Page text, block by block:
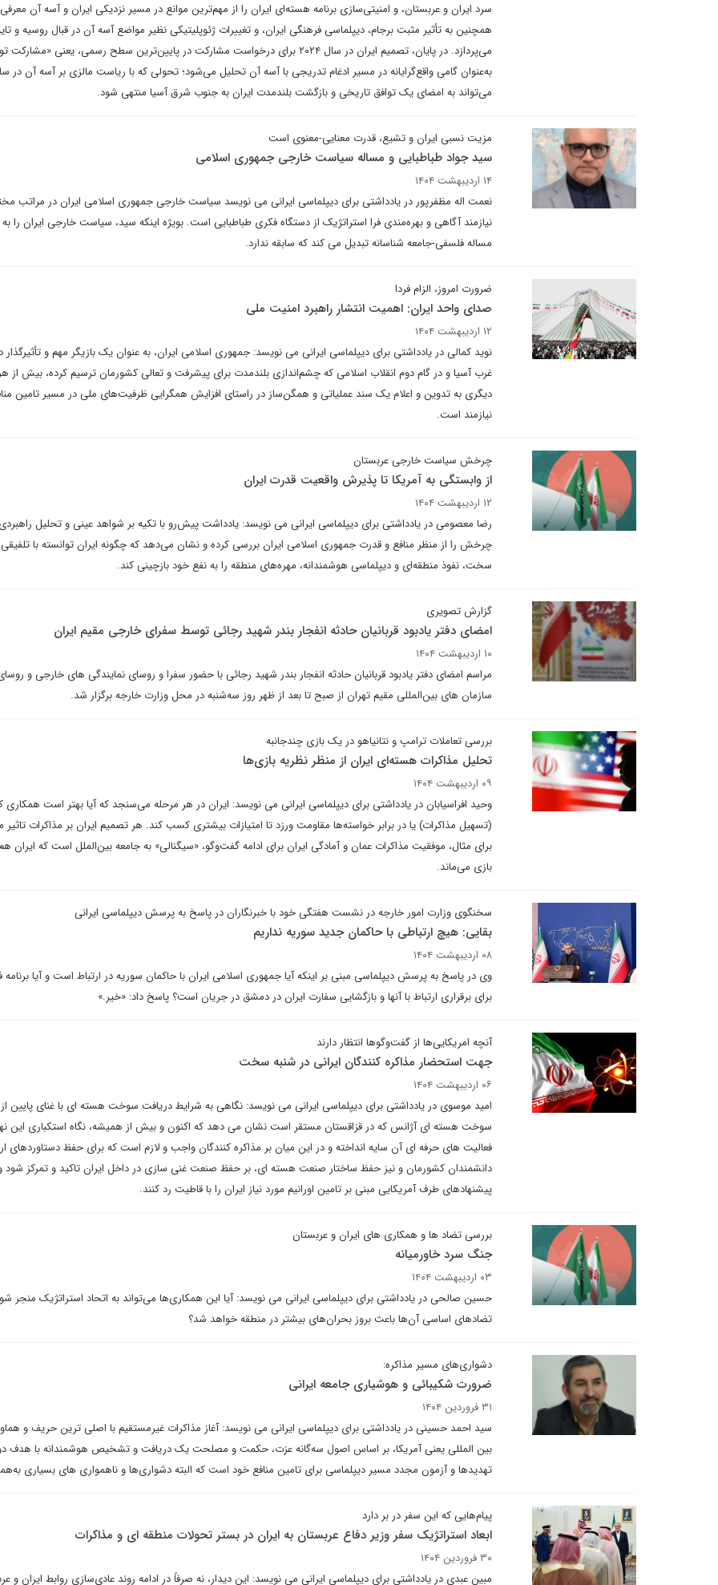
سرد ایران و عربستان، و امنیتی‌سازی برنامه هسته‌ای ایران را از مهم‌ترین موانع در مسیر نزدیکی ایران و آسه‌ آن
همچنین به تأثیر مثبت برجام، دیپلماسی فرهنگی ایران، و تغییرات ژئوپلیتیکی نظیر مواضع آسه‌ آن در قبال روسیه و
می‌پردازد. در پایان، تصمیم ایران در سال ۲۰۲۴ برای درخواست مشارکت در پایین‌ترین سطح رسمی، یعنی
می‌تواند به امضای یک توافق تاریخی و بازگشت بلندمدت ایران به جنوب شرق آسیا منتهی شود.
مزیت نسبی ایران‌ و تشیع، قدرت معنایی-معنوی است
سید جواد طباطبایی و مساله سیاست خارجی جمهوری اسلامی
۱۴ اردیبهشت ۱۴۰۴
نعمت اله مظفرپور در یادداشتی برای دیپلماسی ایرانی می نویسد سیاست خارجی جمهوری اسلامی ایران در مراتب
نیازمند آگاهی و بهره‌مندی فرا استراتژیک از دستگاه فکری طباطبایی است. بویژه اینکه سید، سیاست خارجی ایران را
مساله فلسفی-جامعه شناسانه تبدیل می کند که سابقه ندارد.
ضرورت امروز، الزام فردا
صدای واحد ایران: اهمیت انتشار راهبرد امنیت ملی
۱۲ اردیبهشت ۱۴۰۴
نوید کمالی در یادداشتی برای دیپلماسی ایرانی می نویسد: جمهوری اسلامی ایران، به عنوان یک بازیگر مهم و تأثیرگذار
غرب آسیا و در گام دوم انقلاب اسلامی که چشم‌اندازی بلندمدت برای پیشرفت و تعالی کشورمان ترسیم کرده، بیش از
دیگری به تدوین و اعلام یک سند عملیاتی و همگن‌ساز در راستای افزایش همگرایی ظرفیت‌های ملی در مسیر تامین
نیازمند است.
چرخش سیاست خارجی عربستان
از وابستگی به آمریکا تا پذیرش واقعیت قدرت ایران
۱۲ اردیبهشت ۱۴۰۴
رضا معصومی در یادداشتی برای دیپلماسی ایرانی می نویسد: یادداشت پیش‌رو با تکیه بر شواهد عینی و تحلیل
چرخش را از منظر منافع و قدرت جمهوری اسلامی ایران بررسی کرده و نشان می‌دهد که چگونه ایران توانسته با
سخت، نفوذ منطقه‌ای و دیپلماسی هوشمندانه، مهره‌های منطقه را به نفع خود بازچینی کند.
گزارش تصویری
امضای دفتر یادبود قربانیان حادثه انفجار بندر شهید رجائی توسط سفرای خارجی مقیم ایران
۱۰ اردیبهشت ۱۴۰۴
مراسم امضای دفتر یادبود قربانیان حادثه انفجار بندر شهید رجائی با حضور سفرا و روسای نمایندگی های خارجی و
سازمان های بین‌المللی مقیم تهران از صبح تا بعد از ظهر روز سه‌شنبه در محل وزارت خارجه برگزار شد.
بررسی تعاملات ترامپ و نتانیاهو در یک بازی چندجانبه
تحلیل مذاکرات هسته‌ای ایران از منظر نظریه بازی‌ها
۰۹ اردیبهشت ۱۴۰۴
وحید افراسیابان در یادداشتی برای دیپلماسی ایرانی می نویسد: ایران در هر مرحله می‌سنجد که آیا بهتر است همکاری
(تسهیل مذاکرات) یا در برابر خواسته‌ها مقاومت ورزد تا امتیازات بیشتری کسب کند. هر تصمیم ایران بر مذاکرات تاثیر
برای مثال، موفقیت مذاکرات عمان و آمادگی ایران برای ادامه گفت‌وگو، «سیگنالی» به جامعه بین‌الملل است که ایران
بازی می‌ماند.
سخنگوی وزارت امور خارجه در نشست هفتگی خود با خبرنگاران در پاسخ به پرسش دیپلماسی ایرانی
بقایی: هیچ ارتباطی با حاکمان جدید سوریه نداریم
۰۸ اردیبهشت ۱۴۰۴
وی در پاسخ به پرسش دیپلماسی مبنی بر اینکه آیا جمهوری اسلامی ایران با حاکمان سوریه در ارتباط است و آیا برنامه
برای برقراری ارتباط با آنها و بازگشایی سفارت ایران در دمشق در جریان است؟ پاسخ داد: «خیر.»
آنچه امریکایی‌ها از گفت‌وگوها انتظار دارند
جهت استحضار مذاکره کنندگان ایرانی در شنبه سخت
۰۶ اردیبهشت ۱۴۰۴
امید موسوی در یادداشتی برای دیپلماسی ایرانی می نویسد: نگاهی به شرایط دریافت سوخت هسته ای با غنای پایین
سوخت هسته ای آژانس که در قزاقستان مستقر است نشان می دهد که اکنون و بیش از همیشه، نگاه استکباری این
فعالیت های حرفه ای آن سایه انداخته و در این میان بر مذاکره کنندگان واجب و لازم است که برای حفظ دستاوردهای
دانشمندان کشورمان و نیز حفظ ساختار صنعت هسته ای، بر حفظ صنعت غنی سازی در داخل ایران تاکید و تمرکز شود
پیشنهادهای طرف آمریکایی مبنی بر تامین اورانیم مورد نیاز ایران را با قاطیت رد کنند.
بررسی تضاد ها و همکاری های ایران و عربستان
جنگ سرد خاورمیانه
۰۳ اردیبهشت ۱۴۰۴
حسین صالحی در یادداشتی برای دیپلماسی ایرانی می نویسد: آیا این همکاری‌ها می‌تواند به اتحاد استراتژیک منجر
تضادهای اساسی آن‌ها باعث بروز بحران‌های بیشتر در منطقه خواهد شد؟
دشواری‌های مسیر مذاکره:
ضرورت شکیبائی و هوشیاری جامعه ایرانی
۳۱ فروردین ۱۴۰۴
سید احمد حسینی در یادداشتی برای دیپلماسی ایرانی می نویسد: آغاز مذاکرات غیرمستقیم با اصلی ترین حریف و
بین المللی یعنی آمریکا، بر اساس اصول سه‌گانه عزت، حکمت و مصلحت یک دریافت و تشخیص هوشمندانه با هدف
تهدیدها و آزمون مجدد مسیر دیپلماسی برای تامین منافع خود است که البته دشواری‌ها و ناهمواری های بسیاری
پیام‌هایی که این سفر در بر دارد
ابعاد استراتژیک سفر وزیر دفاع عربستان به ایران در بستر تحولات منطقه ای و مذاکرات
۳۰ فروردین ۱۴۰۴
مبین عبدی در یادداشتی برای دیپلماسی ایرانی می نویسد: این دیدار، نه صرفاً در ادامه روند عادی‌سازی روابط ایران و